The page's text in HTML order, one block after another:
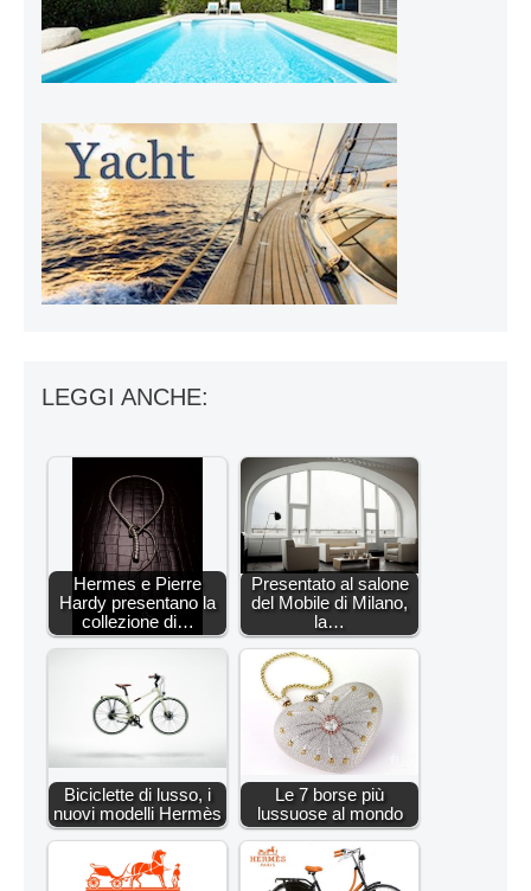
LEGGI ANCHE:
Hermes e Pierre
Hardy presentano la
collezione di…
Presentato al salone
del Mobile di Milano,
la…
Biciclette di lusso, i
nuovi modelli Hermès
Le 7 borse più
lussuose al mondo